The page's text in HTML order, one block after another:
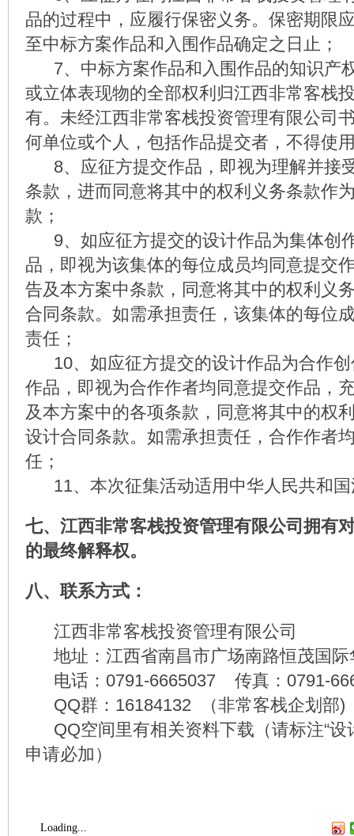
品的过程中，应履行保密义务。保密期限
至中标方案作品和入围作品确定之日止；
7、中标方案作品和入围作品的知识产
或立体表现物的全部权利归江西非常客栈
有。未经江西非常客栈投资管理有限公司
何单位或个人，包括作品提交者，不得使
8、应征方提交作品，即视为理解并接
条款，进而同意将其中的权利义务条款作
款；
9、如应征方提交的设计作品为集体创
品，即视为该集体的每位成员均同意提交
告及本方案中条款，同意将其中的权利义
合同条款。如需承担责任，该集体的每位
责任；
10、如应征方提交的设计作品为合作创
作品，即视为合作作者均同意提交作品，
及本方案中的各项条款，同意将其中的权
设计合同条款。如需承担责任，合作作者
任；
11、本次征集活动适用中华人民共和国
七、江西非常客栈投资管理有限公司拥有
的最终解释权。
八、联系方式：
江西非常客栈投资管理有限公司
地址：江西省南昌市广场南路恒茂国际
电话：0791-6665037 传真：0791-
QQ群：16184132 （非常客栈企划部)
QQ空间里有相关资料下载（请标注“设
申请必加）
Loading...